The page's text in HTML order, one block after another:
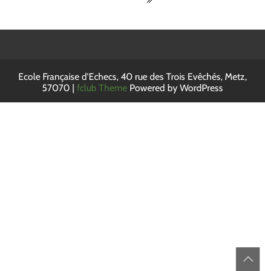
Ecole Française d'Echecs, 40 rue des Trois Evêchés, Metz,
57070 | fclub Theme Powered by WordPress